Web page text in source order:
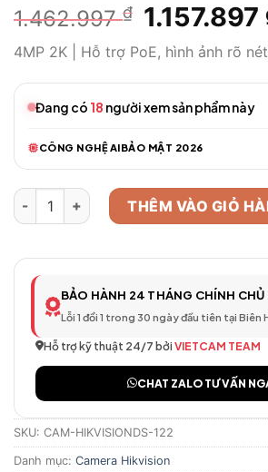
1.462.997₫
Giá
gốc
là:
1.462.997
1.157.897
4MP 2K | Hỗ trợ PoE, hình ảnh rõ nét
Đang có 18 người xem sản phẩm này
CÔNG NGHỆ AIBẢO MẬT 2026
Camera An Ninh HIKVISION DS 4MP
THÊM VÀO GIỎ
BẢO HÀNH 24 THÁNG CHÍNH CHỦ
Lỗi 1 đổi 1 trong 30 ngày đầu tiên tại Biên
Hỗ trợ kỹ thuật 24/7 bởi VIETCAM TEAM
CHAT ZALO TƯ VẤN
SKU: CAM-HIKVISIONDS-122
Danh mục: Camera Hikvision